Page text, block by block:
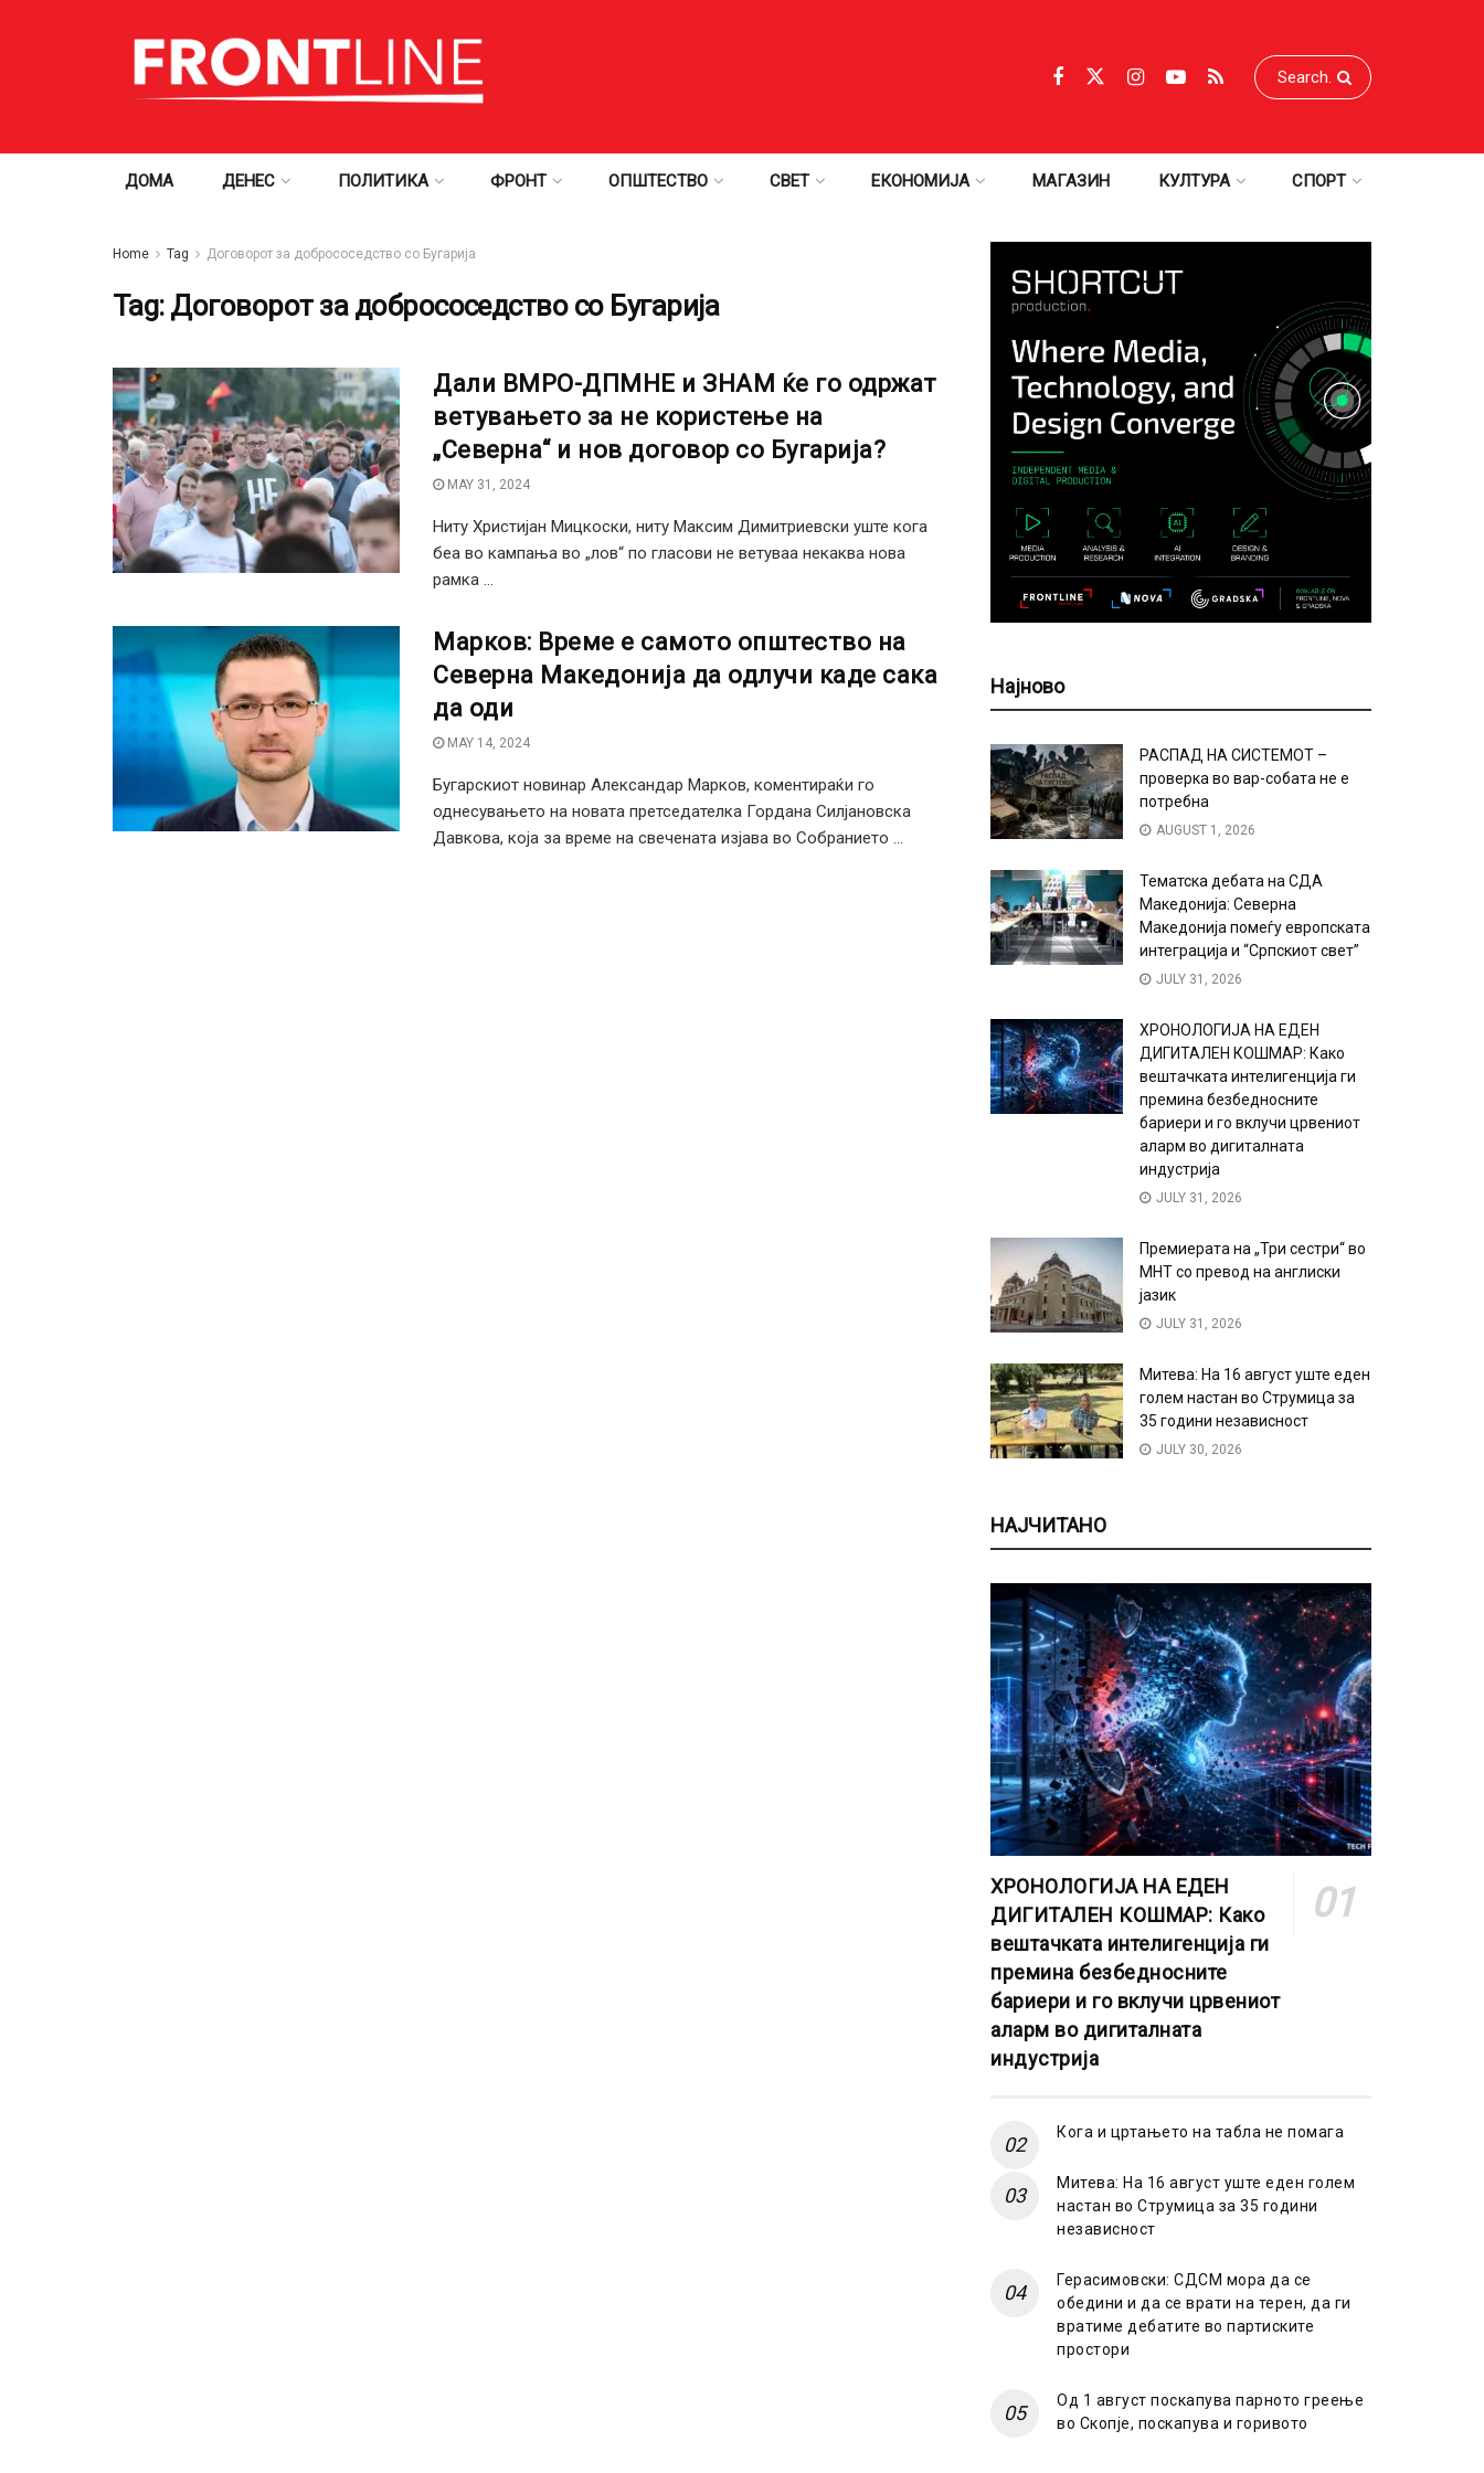
ДОМА ДЕНЕС ПОЛИТИКА ФРОНТ ОПШТЕСТВО СВЕТ ЕКОНОМИЈА МАГАЗИН КУЛТУРА СПОРТ
Home Tag Договорот за добрососедство со Бугарија
Tag: Договорот за добрососедство со Бугарија
Дали ВМРО-ДПМНЕ и ЗНАМ ќе го одржат
ветувањето за не користење на
„Северна“ и нов договор со Бугарија?
MAY 31, 2024
Ниту Христијан Мицкоски, ниту Максим Димитриевски уште кога
беа во кампања во „лов“ по гласови не ветуваа некаква нова
рамка ...
Марков: Време е самото општество на
Северна Македонија да одлучи каде сака
да оди
MAY 14, 2024
Бугарскиот новинар Александар Марков, коментираќи го
однесувањето на новата претседателка Гордана Силјановска
Давкова, која за време на свечената изјава во Собранието ...
Најново
РАСПАД НА СИСТЕМОТ –
проверка во вар-собата не е
потребна
AUGUST 1, 2026
Тематска дебата на СДА
Македонија: Северна
Македонија помеѓу европската
интеграција и “Српскиот свет”
JULY 31, 2026
ХРОНОЛОГИЈА НА ЕДЕН
ДИГИТАЛЕН КОШМАР: Како
вештачката интелигенција ги
премина безбедносните
бариери и го вклучи црвениот
аларм во дигиталната
индустрија
JULY 31, 2026
Премиерата на „Три сестри“ во
МНТ со превод на англиски
јазик
JULY 31, 2026
Митева: На 16 август уште еден
голем настан во Струмица за
35 години независност
JULY 30, 2026
НАЈЧИТАНО
ХРОНОЛОГИЈА НА ЕДЕН
ДИГИТАЛЕН КОШМАР: Како
вештачката интелигенција ги
премина безбедносните
бариери и го вклучи црвениот
аларм во дигиталната
индустрија
Кога и цртањето на табла не помага
Митева: На 16 август уште еден голем
настан во Струмица за 35 години
независност
Герасимовски: СДСМ мора да се
обедини и да се врати на терен, да ги
вратиме дебатите во партиските
простори
Од 1 август поскапува парното греење
во Скопје, поскапува и горивото